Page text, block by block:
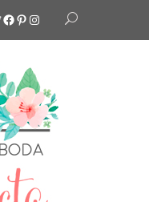
Facebook
Pinterest
Instagram